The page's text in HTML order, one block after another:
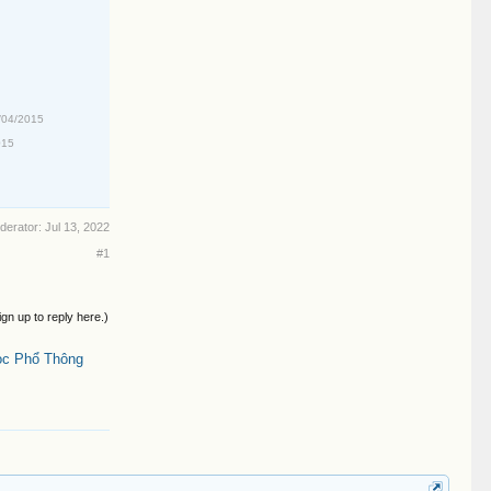
2015
Jul 13, 2022
#1
up to reply here.)
Phổ Thông